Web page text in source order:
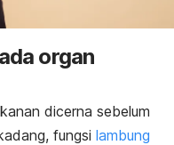
organ
dicerna sebelum
fungsi lambung